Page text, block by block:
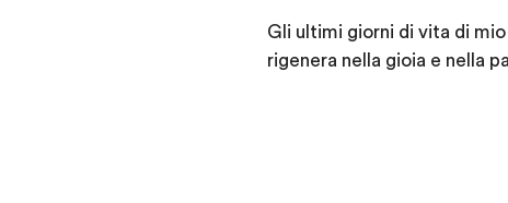
Gli ultimi giorni di vita di
rigenera nella gioia e nella